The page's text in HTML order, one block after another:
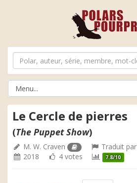
Le Cercle de pierres
(The Puppet Show)
M. W. Craven Traduit par
2018
4 votes 7.8/10